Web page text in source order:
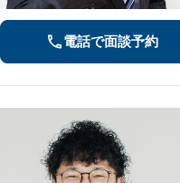
電話で面談予約